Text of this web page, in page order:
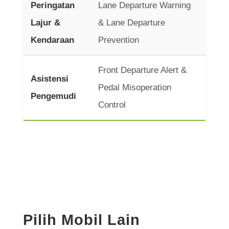
Peringatan
Lajur &
Kendaraan
Lane Departure Warning
& Lane Departure
Prevention
Asistensi
Pengemudi
Front Departure Alert &
Pedal Misoperation
Control
Pilih Mobil Lain